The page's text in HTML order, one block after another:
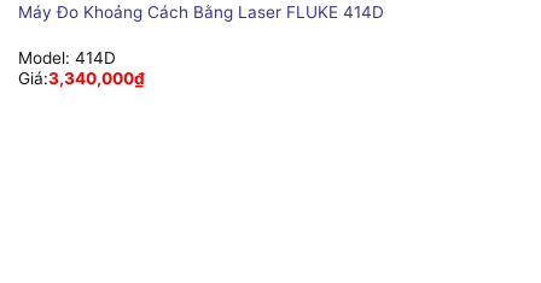
Máy Đo Khoảng Cách Bằng Laser FLUKE 414D
Model: 414D
Giá:3,340,000₫